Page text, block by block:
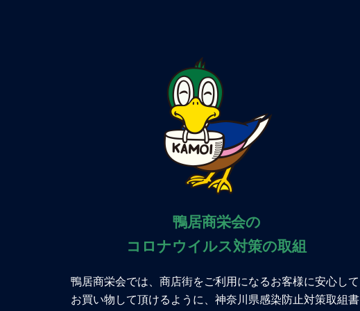
鴨居商栄会の
コロナウイルス対策の取組
鴨居商栄会では、商店街をご利用になるお客様に安心して
お買い物して頂けるように、神奈川県感染防止対策取組書